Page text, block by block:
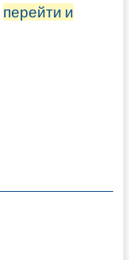
перейти и